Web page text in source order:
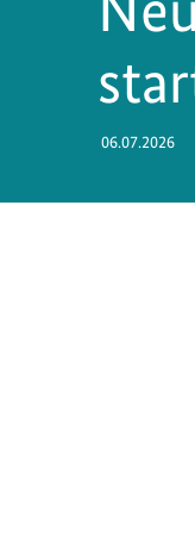
06.07.2026